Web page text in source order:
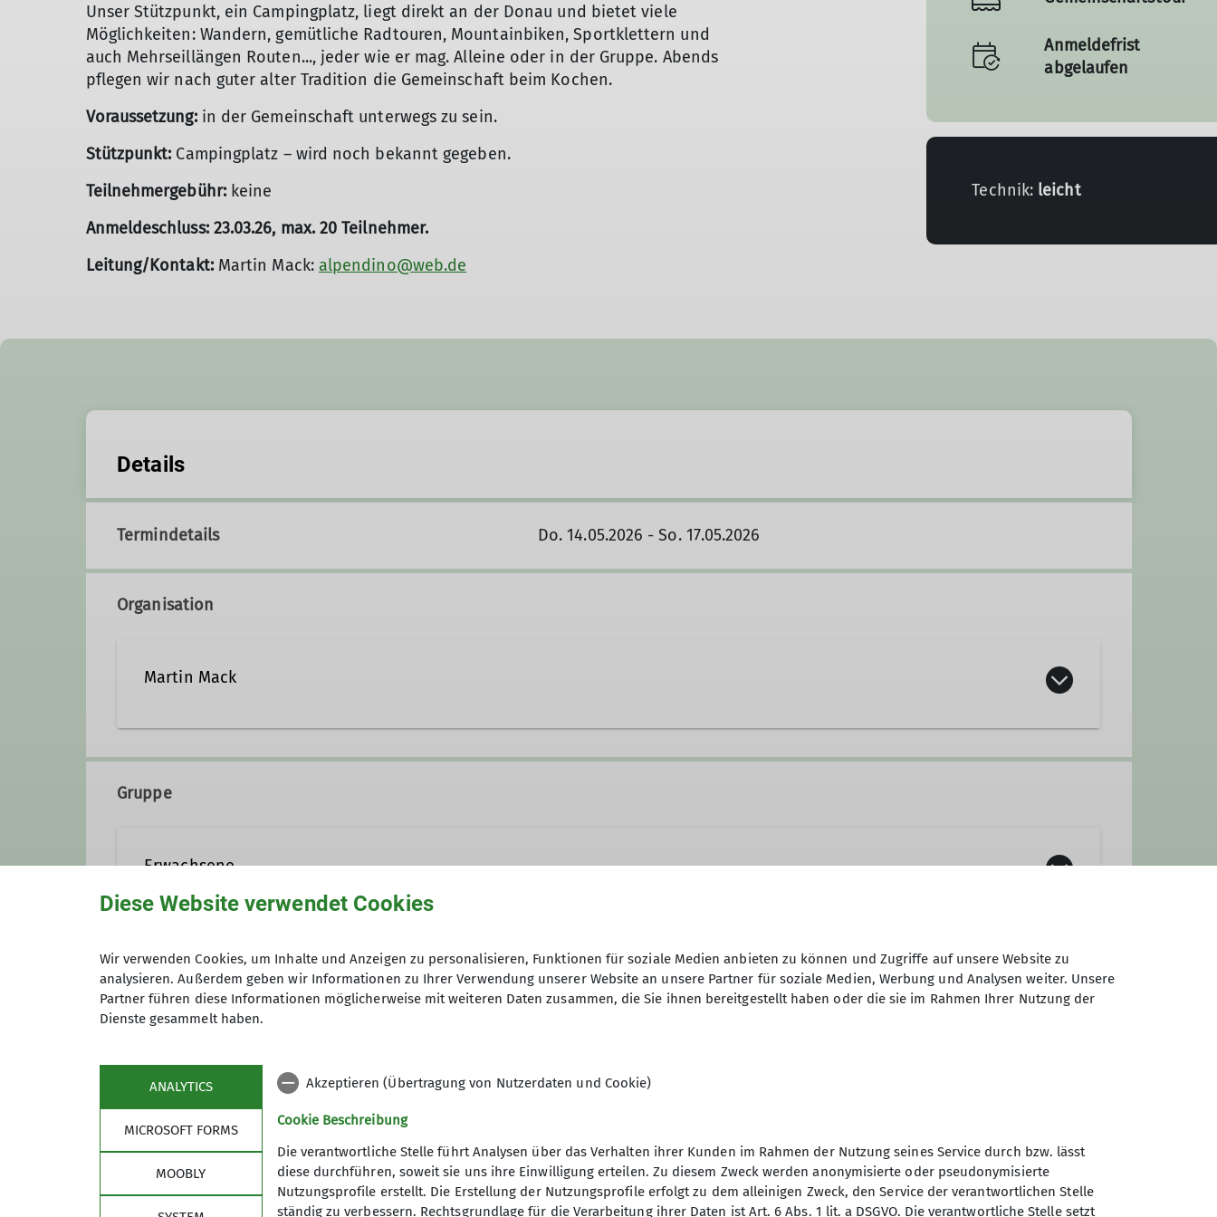
Unser Stützpunkt, ein Campingplatz, liegt direkt an der Donau und bietet viele
Möglichkeiten: Wandern, gemütliche Radtouren, Mountainbiken, Sportklettern und
auch Mehrseillängen Routen..., jeder wie er mag. Alleine oder in der Gruppe. Abends
pflegen wir nach guter alter Tradition die Gemeinschaft beim Kochen.
Voraussetzung:in der Gemeinschaft unterwegs zu sein.
Stützpunkt: Campingplatz – wird noch bekannt gegeben.
Teilnehmergebühr:keine
Anmeldeschluss: 23.03.26, max. 20 Teilnehmer.
Leitung/Kontakt:Martin Mack: alpendino@web.de
Anmeldefrist
abgelaufen
Technik: leicht
Details
Termindetails Do. 14.05.2026 - So. 17.05.2026
Organisation
Martin Mack
Gruppe
Erwachsene
ganzjährig leichte bis mittelschwere Wanderungen an. Im Sommer finden Bergtouren, Klettersteig- und Klettertouren
sowie Hochtouren von leicht bis anspruchsvoll statt. Im Winter sind wir hauptsächlich auf Skitour und Skihochtour
unterwegs.
Anmeldung bis 23.03.2026
Über den Verein Aktivitäten Service
Sektion Markt Schwaben des
Deutschen Alpenvereins e.V.
Diese Website verwendet Cookies
Wir verwenden Cookies, um Inhalte und Anzeigen zu personalisieren, Funktionen für soziale Medien anbieten zu können und Zugriffe auf unsere Website zu
analysieren. Außerdem geben wir Informationen zu Ihrer Verwendung unserer Website an unsere Partner für soziale Medien, Werbung und Analysen weiter. Unsere
Partner führen diese Informationen möglicherweise mit weiteren Daten zusammen, die Sie ihnen bereitgestellt haben oder die sie im Rahmen Ihrer Nutzung der
Dienste gesammelt haben.
ANALYTICS
MICROSOFT FORMS
MOOBLY
Akzeptieren (Übertragung von Nutzerdaten und Cookie)
Cookie Beschreibung
Die verantwortliche Stelle führt Analysen über das Verhalten ihrer Kunden im Rahmen der Nutzung seines Service durch bzw. lässt
diese durchführen, soweit sie uns ihre Einwilligung erteilen. Zu diesem Zweck werden anonymisierte oder pseudonymisierte
Nutzungsprofile erstellt. Die Erstellung der Nutzungsprofile erfolgt zu dem alleinigen Zweck, den Service der verantwortlichen Stelle
ständig zu verbessern. Rechtsgrundlage für die Verarbeitung ihrer Daten ist Art. 6 Abs. 1 lit. a DSGVO. Die verantwortliche Stelle setzt